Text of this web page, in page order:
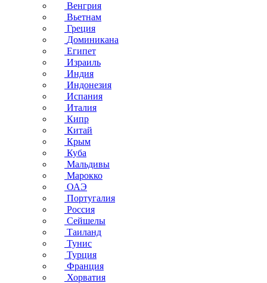
Венгрия
Вьетнам
Греция
Доминикана
Египет
Израиль
Индия
Индонезия
Испания
Италия
Кипр
Китай
Крым
Куба
Мальдивы
Марокко
ОАЭ
Португалия
Россия
Сейшелы
Таиланд
Тунис
Турция
Франция
Хорватия